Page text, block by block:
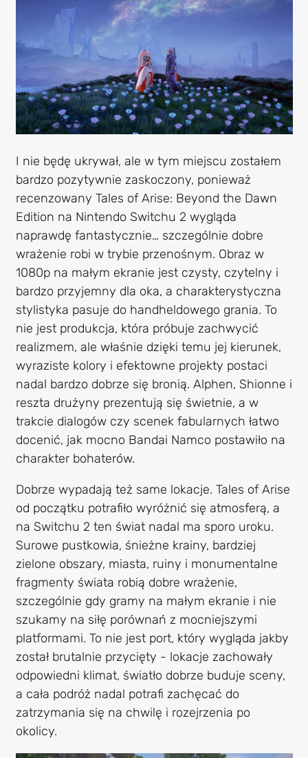
I nie będę ukrywał, ale w tym miejscu zostałem
bardzo pozytywnie zaskoczony, ponieważ
recenzowany Tales of Arise: Beyond the Dawn
Edition na Nintendo Switchu 2 wygląda
naprawdę fantastycznie… szczególnie dobre
wrażenie robi w trybie przenośnym. Obraz w
1080p na małym ekranie jest czysty, czytelny i
bardzo przyjemny dla oka, a charakterystyczna
stylistyka pasuje do handheldowego grania. To
nie jest produkcja, która próbuje zachwycić
realizmem, ale właśnie dzięki temu jej kierunek,
wyraziste kolory i efektowne projekty postaci
nadal bardzo dobrze się bronią. Alphen, Shionne i
reszta drużyny prezentują się świetnie, a w
trakcie dialogów czy scenek fabularnych łatwo
docenić, jak mocno Bandai Namco postawiło na
charakter bohaterów.
Dobrze wypadają też same lokacje. Tales of Arise
od początku potrafiło wyróżnić się atmosferą, a
na Switchu 2 ten świat nadal ma sporo uroku.
Surowe pustkowia, śnieżne krainy, bardziej
zielone obszary, miasta, ruiny i monumentalne
fragmenty świata robią dobre wrażenie,
szczególnie gdy gramy na małym ekranie i nie
szukamy na siłę porównań z mocniejszymi
platformami. To nie jest port, który wygląda jakby
został brutalnie przycięty - lokacje zachowały
odpowiedni klimat, światło dobrze buduje sceny,
a cała podróż nadal potrafi zachęcać do
zatrzymania się na chwilę i rozejrzenia po
okolicy.